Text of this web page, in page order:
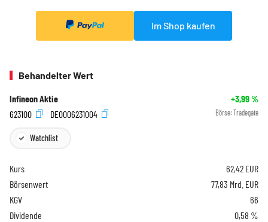
Im Shop kaufen
Behandelter Wert
Infineon Aktie +3,99%
623100
DE0006231004 Börse: Tradegate
Watchlist
Kurs 62,42 EUR
Börsenwert
77,83 Mrd. EUR
KGV
66
Dividende
0,58 %